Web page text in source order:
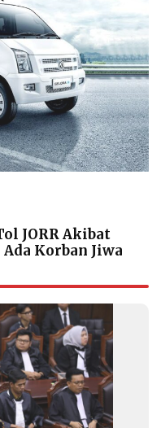
JORR Akibat
Korban Jiwa